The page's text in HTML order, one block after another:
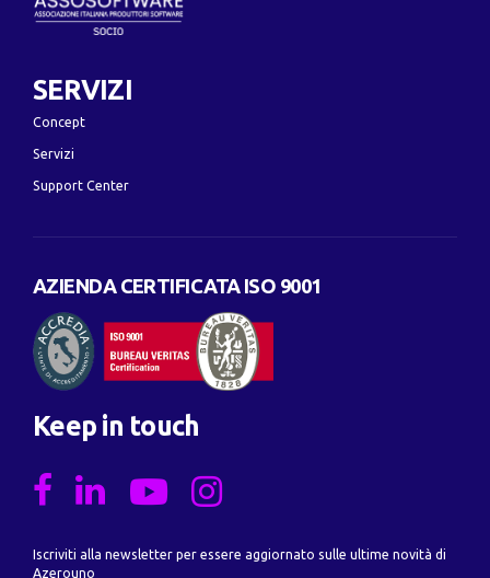
SERVIZI
Concept
Servizi
Support Center
AZIENDA CERTIFICATA ISO 9001
Keep in touch
Iscriviti alla newsletter per essere aggiornato sulle ultime novità di
Azerouno